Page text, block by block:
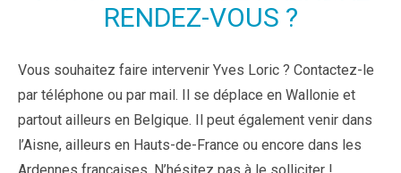
RENDEZ-VOUS ?
Vous souhaitez faire intervenir Yves Loric ? Contactez-le
par téléphone ou par mail. Il se déplace en Wallonie et
partout ailleurs en Belgique. Il peut également venir dans
l’Aisne, ailleurs en Hauts-de-France ou encore dans les